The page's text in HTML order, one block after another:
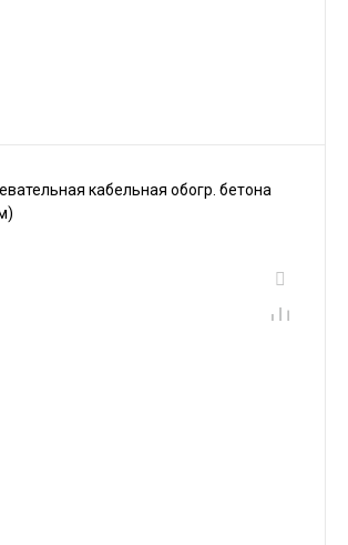
кабельная обогр. бетона